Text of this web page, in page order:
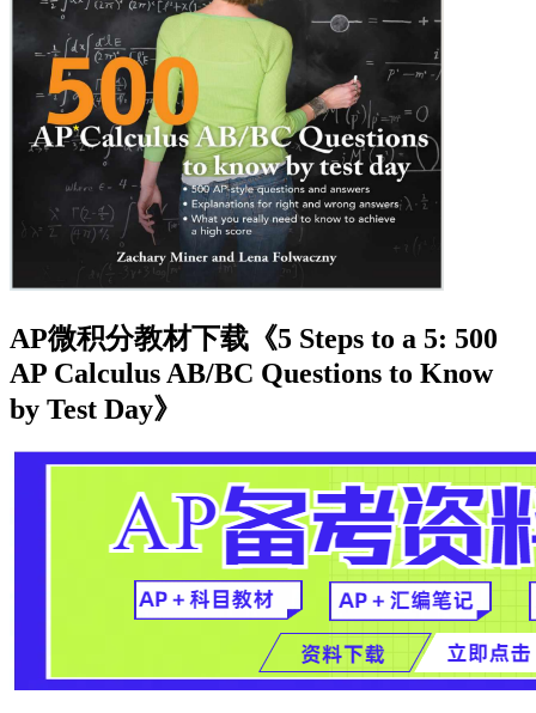
AP微积分教材下载《5 Steps to a 5: 500
AP Calculus AB/BC Questions to Know
by Test Day》